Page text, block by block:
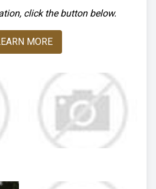
click the button below.
MORE